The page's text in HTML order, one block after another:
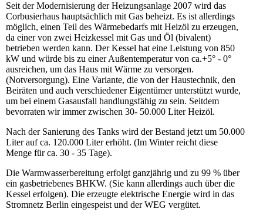
Seit der Modernisierung der Heizungsanlage 2007 wird das
Corbusierhaus hauptsächlich mit Gas beheizt. Es ist allerdings
möglich, einen Teil des Wärmebedarfs mit Heizöl zu erzeugen,
da einer von zwei Heizkessel mit Gas und Öl (bivalent)
betrieben werden kann. Der Kessel hat eine Leistung von 850
kW und würde bis zu einer Außentemperatur von ca.+5° - 0°
ausreichen, um das Haus mit Wärme zu versorgen.
(Notversorgung). Eine Variante, die von der Haustechnik, den
Beiräten und auch verschiedener Eigentümer unterstützt wurde,
um bei einem Gasausfall handlungsfähig zu sein. Seitdem
bevorraten wir immer zwischen 30- 50.000 Liter Heizöl.
Nach der Sanierung des Tanks wird der Bestand jetzt um 50.000
Liter auf ca. 120.000 Liter erhöht. (Im Winter reicht diese
Menge für ca. 30 - 35 Tage).
Die Warmwasserbereitung erfolgt ganzjährig und zu 99 % über
ein gasbetriebenes BHKW. (Sie kann allerdings auch über die
Kessel erfolgen). Die erzeugte elektrische Energie wird in das
Stromnetz Berlin eingespeist und der WEG vergütet.